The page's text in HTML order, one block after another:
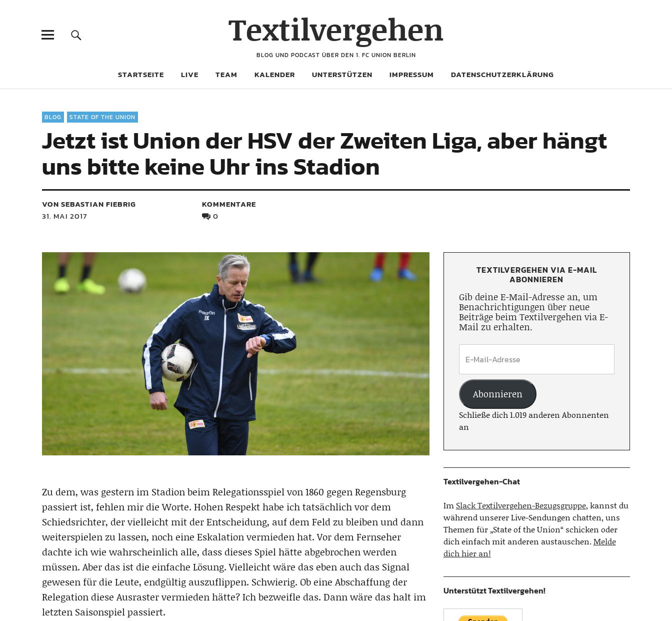
Textilvergehen
BLOG UND PODCAST ÜBER DEN 1. FC UNION BERLIN
STARTSEITE LIVE TEAM KALENDER UNTERSTÜTZEN IMPRESSUM DATENSCHUTZERKLÄRUNG
BLOG STATE OF THE UNION
Jetzt ist Union der HSV der Zweiten Liga, aber hängt
uns bitte keine Uhr ins Stadion
VON SEBASTIAN FIEBRIG
31. MAI 2017
KOMMENTARE
0
Zu dem, was gestern im Stadion beim Relegationsspiel von 1860 gegen Regensburg
passiert ist, fehlen mir die Worte. Hohen Respekt habe ich tatsächlich vor dem
Schiedsrichter, der vielleicht mit der Entscheidung, auf dem Feld zu bleiben und dann
weiterspielen zu lassen, noch eine Eskalation vermieden hat. Vor dem Fernseher
dachte ich wie wahrscheinlich alle, dass dieses Spiel hätte abgebrochen werden
müssen. Aber das ist die einfache Lösung. Vielleicht wäre das eben auch das Signal
gewesen für die Leute, endgültig auszuflippen. Schwierig. Ob eine Abschaffung der
Relegation diese Ausraster vermieden hätte? Ich bezweifle das. Dann wäre das halt im
letzten Saisonspiel passiert.
TEXTILVERGEHEN VIA E-MAIL
ABONNIEREN
Gib deine E-Mail-Adresse an, um
Benachrichtigungen über neue
Beiträge beim Textilvergehen via E-
Mail zu erhalten.
Abonnieren
Schließe dich 1.019 anderen Abonnenten
an
Textilvergehen-Chat
Im Slack Textilvergehen-Bezugsgruppe, kannst du
während unserer Live-Sendungen chatten, uns
Themen für „State of the Union“ schicken oder
dich einfach mit anderen austauschen.Melde
dich hier an!
Unterstützt Textilvergehen!